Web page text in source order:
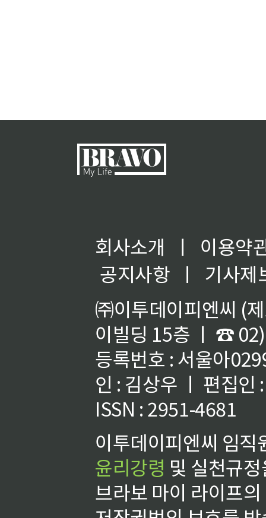
회사소개 ㅣ
이용약
공지사항
ㅣ
기사제
㈜이투데이피엔씨 (
이빌딩 15층 ㅣ ☎
등록번호 : 서울아
인 : 김상우 ㅣ 편집인
ISSN : 2951-4681
이투데이피엔씨 임
윤리강령 및 실천규
브라보 마이 라이프